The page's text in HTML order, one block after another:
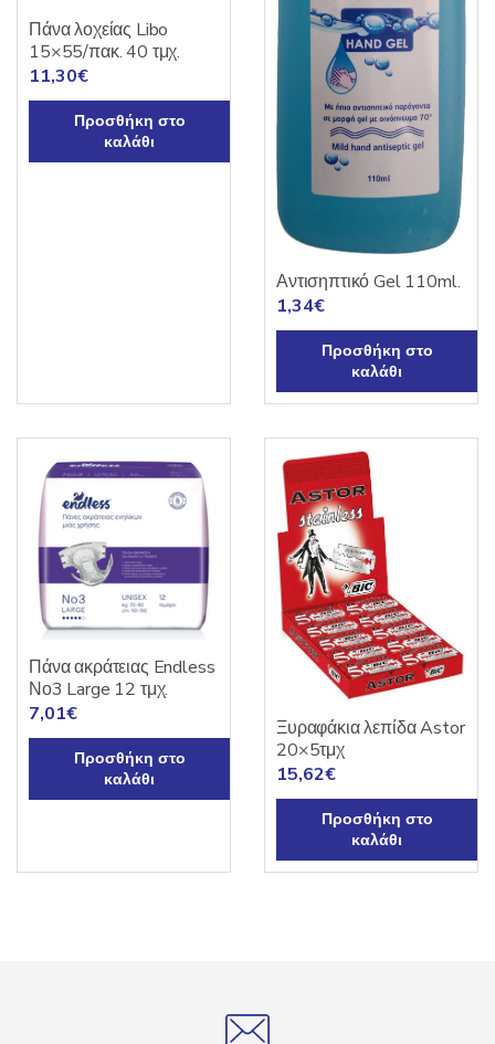
Πάνα λοχείας Libo
15×55/πακ. 40 τμχ.
11,30€
Προσθήκη στο
καλάθι
Αντισηπτικό Gel 110ml.
1,34€
Προσθήκη στο
καλάθι
Πάνα ακράτειας Endless
Νο3 Large 12 τμχ.
7,01€
Προσθήκη στο
καλάθι
Ξυραφάκια λεπίδα Astor
20×5τμχ
15,62€
Προσθήκη στο
καλάθι